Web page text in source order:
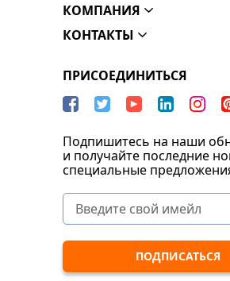
КОМПАНИЯ
КОНТАКТЫ
ПРИСОЕДИНИТЬСЯ
Подпишитесь на наши
и получайте последние
специальные